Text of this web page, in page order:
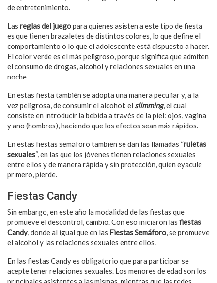
de entretenimiento.
Las reglas del juegopara quienes asisten a este tipo de fiesta
es que tienen brazaletes de distintos colores, lo que define el
comportamiento o lo que el adolescente está dispuesto a hacer.
El color verde es el más peligroso, porque significa que admiten
el consumo de drogas, alcohol y relaciones sexuales en una
noche.
En estas fiesta también se adopta una manera peculiar y, a la
vez peligrosa, de consumir el alcohol: el slimming, el cual
consiste en introducir la bebida a través de la piel: ojos, vagina
y ano (hombres), haciendo que los efectos sean más rápidos.
En estas fiestas semáforo también se dan las llamadas “ruletas
sexuales“, en las que los jóvenes tienen relaciones sexuales
entre ellos y de manera rápida y sin protección, quien eyacule
primero, pierde.
Fiestas Candy
Sin embargo, en este año la modalidad de las fiestas que
promueve el descontrol, cambió. Con eso iniciaron las fiestas
Candy, donde al igual que en las Fiestas Semáforo , se promueve
el alcohol y las relaciones sexuales entre ellos.
En las fiestas Candy es obligatorio que para participar se
acepte tener relaciones sexuales. Los menores de edad son los
principales asistentes a las mismas, mientras que las redes